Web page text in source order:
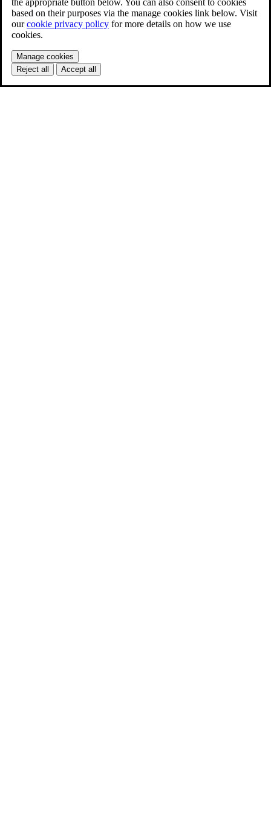
based on their purposes via the manage cookies link below. Visit
ourcookie privacy policy for more details on how we use
cookies.
Manage cookies
Reject all
Accept all